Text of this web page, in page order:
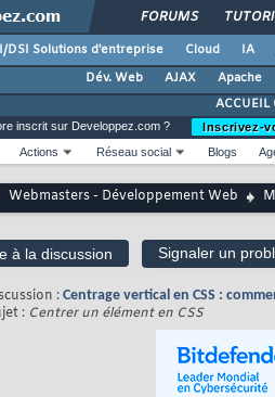
FORUMS
DSI Solutions d'entreprise Cloud IA
Dév. Web
AJAX Apache
ACCUEIL
inscrit sur Developpez.com ?
Inscrivez-
Actions Réseau social Blogs
Webmasters - Développement Web
à la discussion Signaler un
: Centrage vertical en CSS :
: Centrer un élément en CSS